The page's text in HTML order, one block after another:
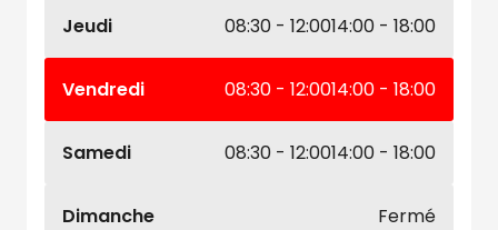
Jeudi 08:30 - 12:0014:00 - 18:00
Vendredi 08:30 - 12:0014:00 - 18:00
Samedi 08:30 - 12:0014:00 - 18:00
Dimanche Fermé